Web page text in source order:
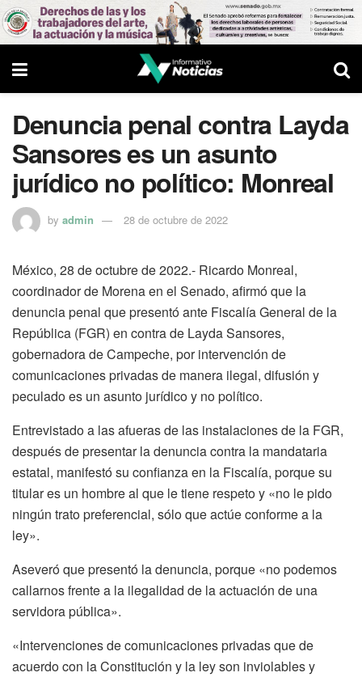
Denuncia penal contra Layda
Sansores es un asunto
jurídico no político: Monreal
by admin 28 de octubre de 2022
México, 28 de octubre de 2022.- Ricardo Monreal,
coordinador de Morena en el Senado, afirmó que la
denuncia penal que presentó ante Fiscalía General de la
República (FGR) en contra de Layda Sansores,
gobernadora de Campeche, por intervención de
comunicaciones privadas de manera ilegal, difusión y
peculado es un asunto jurídico y no político.
Entrevistado a las afueras de las instalaciones de la FGR,
después de presentar la denuncia contra la mandataria
estatal, manifestó su confianza en la Fiscalía, porque su
titular es un hombre al que le tiene respeto y «no le pido
ningún trato preferencial, sólo que actúe conforme a la
ley».
Aseveró que presentó la denuncia, porque «no podemos
callarnos frente a la ilegalidad de la actuación de una
servidora pública».
«Intervenciones de comunicaciones privadas que de
acuerdo con la Constitución y la ley son inviolables y